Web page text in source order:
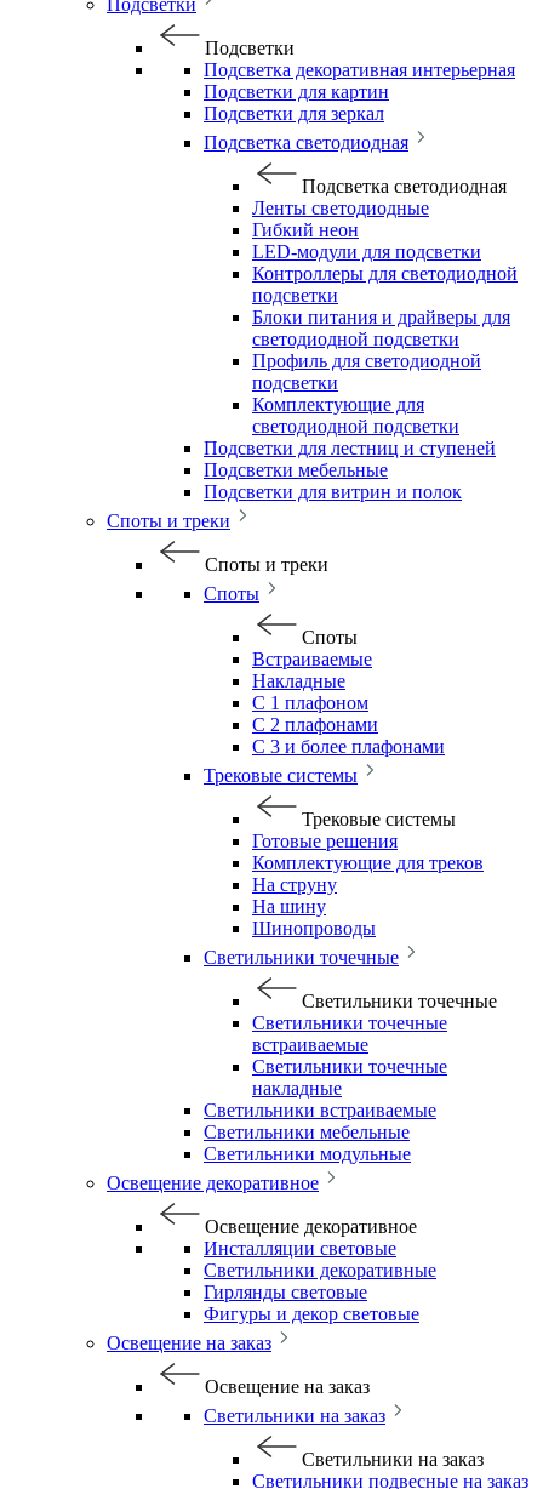
Подсветки
Подсветки
Подсветка декоративная интерьерная
Подсветки для картин
Подсветки для зеркал
Подсветка светодиодная
Подсветка светодиодная
Ленты светодиодные
Гибкий неон
LED-модули для подсветки
Контроллеры для светодиодной
подсветки
Блоки питания и драйверы для
светодиодной подсветки
Профиль для светодиодной
подсветки
Комплектующие для
светодиодной подсветки
Подсветки для лестниц и ступеней
Подсветки мебельные
Подсветки для витрин и полок
Споты и треки
Споты и треки
Споты
Споты
Встраиваемые
Накладные
С 1 плафоном
С 2 плафонами
С 3 и более плафонами
Трековые системы
Трековые системы
Готовые решения
Комплектующие для треков
На струну
На шину
Шинопроводы
Светильники точечные
Светильники точечные
Светильники точечные
встраиваемые
Светильники точечные
накладные
Светильники встраиваемые
Светильники мебельные
Светильники модульные
Освещение декоративное
Освещение декоративное
Инсталляции световые
Светильники декоративные
Гирлянды световые
Фигуры и декор световые
Освещение на заказ
Освещение на заказ
Светильники на заказ
Светильники на заказ
Светильники подвесные на заказ